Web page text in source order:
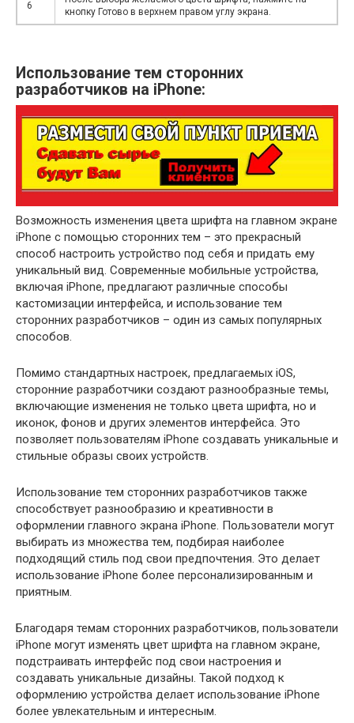
6
кнопку Готово в верхнем правом углу экрана.
Использование тем сторонних
разработчиков на iPhone:
Возможность изменения цвета шрифта на главном экране
iPhone с помощью сторонних тем – это прекрасный
способ настроить устройство под себя и придать ему
уникальный вид. Современные мобильные устройства,
включая iPhone, предлагают различные способы
кастомизации интерфейса, и использование тем
сторонних разработчиков – один из самых популярных
способов.
Помимо стандартных настроек, предлагаемых iOS,
сторонние разработчики создают разнообразные темы,
включающие изменения не только цвета шрифта, но и
иконок, фонов и других элементов интерфейса. Это
позволяет пользователям iPhone создавать уникальные и
стильные образы своих устройств.
Использование тем сторонних разработчиков также
способствует разнообразию и креативности в
оформлении главного экрана iPhone. Пользователи могут
выбирать из множества тем, подбирая наиболее
подходящий стиль под свои предпочтения. Это делает
использование iPhone более персонализированным и
приятным.
Благодаря темам сторонних разработчиков, пользователи
iPhone могут изменять цвет шрифта на главном экране,
подстраивать интерфейс под свои настроения и
создавать уникальные дизайны. Такой подход к
оформлению устройства делает использование iPhone
более увлекательным и интересным.